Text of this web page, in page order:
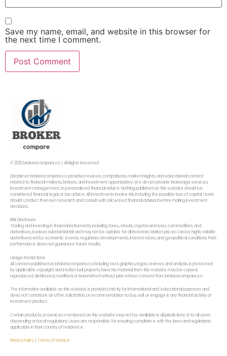
Save my name, email, and website in this browser for
the next time I comment.
© 2026 brokerscompare.co | All Rights Reserved
Disclaimer: brokerscompare.co provides reviews, comparisons, market insights, and educational content
related to financial markets, brokers, and investment opportunities. We do not provide brokerage services,
investment management, or personalized financial advice. Nothing published on this website should be
considered financial, legal, or tax advice. All investments involve risk, including the possible loss of capital. Users
should conduct their own research and consult with a licensed financial advisor before making investment
decisions.
Risk Disclosure
Trading and investing in financial instruments, including forex,, stocks, cryptocurrencies, commodities, and
derivatives, involves substantial risk and may not be suitable for all investors. Market prices can be highly volatile
and influenced by economic events, regulatory developments, interest rates, and geopolitical conditions. Past
performance does not guarantee future results.
Usage Restrictions
All content published on brokerscompare.co, including text, graphics, logos, reviews, and analysis, is protected
by applicable copyright and intellectual property laws. No material from this website may be copied,
reproduced, distributed, modified, or transmitted without prior written consent from brokerscompare.co.
The information available on this website is provided strictly for informational and educational purposes and
does not constitute an offer, solicitation, or recommendation to buy, sell, or engage in any financial activity or
investment product.
Certain products or services mentioned on this website may not be available in all jurisdictions or to all users
depending on local regulations. Users are responsible for ensuring compliance with the laws and regulations
applicable in their country of residence.
Privacy Policy Terms of Service